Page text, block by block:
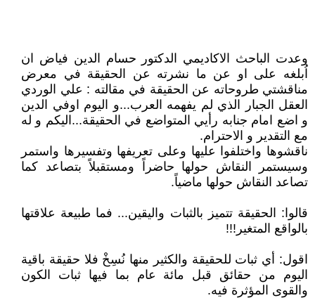
وعدت الباحث الاكاديمي الدكتور حسام الدين فياض ان
اُبلغه على او عن ما نشرته عن الحقيقة في معرض
مناقشتي طروحاته عن الحقيقة في مقالته : علي الوردي
العقل الجبار الذي لم يفهمه العرب...و اليوم اوفي الدين
و اضع امام جنابه رأيي المتواضع في الحقيقة...اليكم و له
مع التقدير و الاحترام.
ناقشوها واختلفوا عليها وعلى تعريفها وتفسيرها واستمر
وسيستمر النقاش حولها حاضراً ومستقبلاً بتصاعد كما
تصاعد النقاش حولها ماضياً.
قالوا: الحقيقة تتميز بالثبات واليقين... فما طبيعة علاقتها
بالواقع المتغير!!!
اقول: أي ثبات للحقيقة والكثير منها نُسِخْ فلا حقيقة باقية
اليوم من حقائق قبل مائة عام بما فيها ثبات الكون
والقوى المؤثرة فيه.